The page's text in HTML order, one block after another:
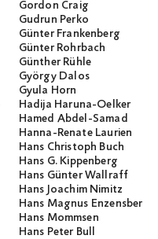
Gordon Craig
Gudrun Perko
Günter Frankenberg
Günter Rohrbach
Günther Rühle
György Dalos
Gyula Horn
Hadija Haruna-Oelker
Hamed Abdel-Samad
Hanna-Renate Laurien
Hans Christoph Buch
Hans G. Kippenberg
Hans Günter Wallraff
Hans Joachim Nimitz
Hans Magnus
Hans Mommsen
Hans Peter Bull